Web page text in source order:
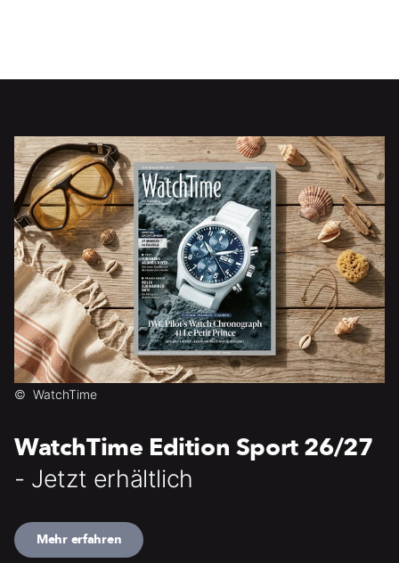
© WatchTime
WatchTime Edition Sport 26/27
- Jetzt erhältlich
Mehr erfahren